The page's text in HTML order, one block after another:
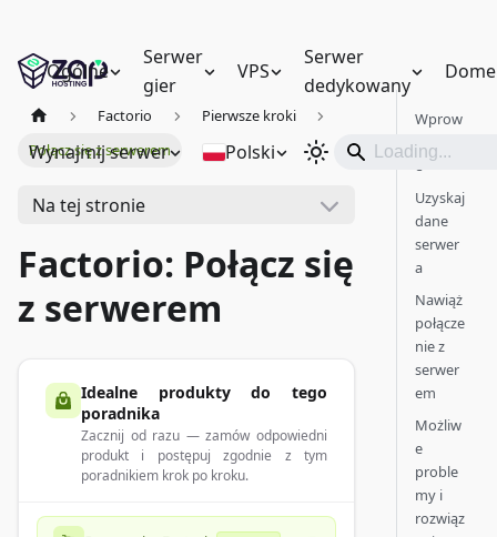
Ogólne
Serwer
gier
VPS
Serwer
dedykowany
Wynajmij serwer Polski
Factorio
Pierwsze kroki
Połącz się z serwerem
Na tej stronie
Factorio: Połącz się
z serwerem
Idealne produkty do tego
poradnika
Zacznij od razu — zamów odpowiedni
produkt i postępuj zgodnie z tym
poradnikiem krok po kroku.
Wprow
adzeni
e
Uzyskaj
dane
serwer
a
Nawiąż
połącze
nie z
serwer
em
Możliw
e
proble
my i
rozwiąz